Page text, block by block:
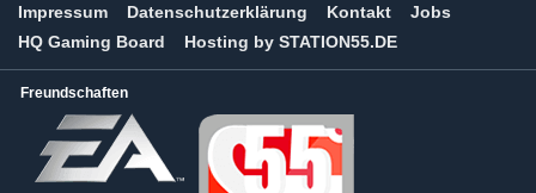
Impressum Datenschutzerklärung Kontakt
Jobs
HQ Gaming Board
Hosting by STATION55.DE
Freundschaften